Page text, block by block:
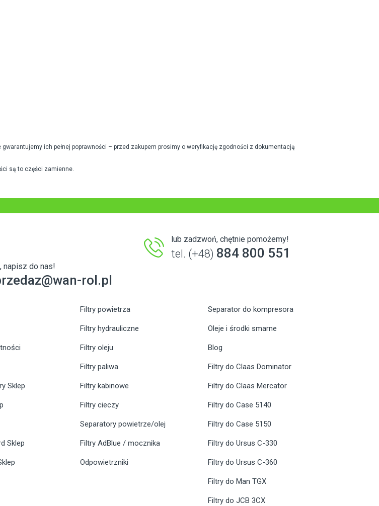
ich pełnej poprawności – przed zakupem prosimy o weryfikację zgodności z dokumentacją
są to części zamienne.
napisz do nas!
rol.pl
lub zadzwoń, chętnie pomożemy!
tel. (+48) 884 800 551
Sklep
Sklep
Filtry powietrza
Filtry hydrauliczne
Filtry oleju
Filtry paliwa
Filtry kabinowe
Filtry cieczy
Separatory powietrze/olej
Filtry AdBlue / mocznika
Odpowietrzniki
Separator do kompresora
Oleje i środki smarne
Blog
Filtry do Claas Dominator
Filtry do Claas Mercator
Filtry do Case 5140
Filtry do Case 5150
Filtry do Ursus C-330
Filtry do Ursus C-360
Filtry do Man TGX
Filtry do JCB 3CX